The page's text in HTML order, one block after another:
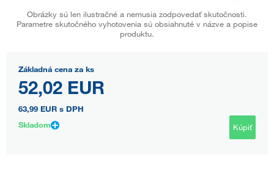
Obrázky sú len ilustračné a nemusia zodpovedať skutočnosti.
Parametre skutočného vyhotovenia sú obsiahnuté v názve a popise
produktu.
Základná cena za ks
52,02 EUR
63,99 EUR s DPH
Skladom
Kúpiť